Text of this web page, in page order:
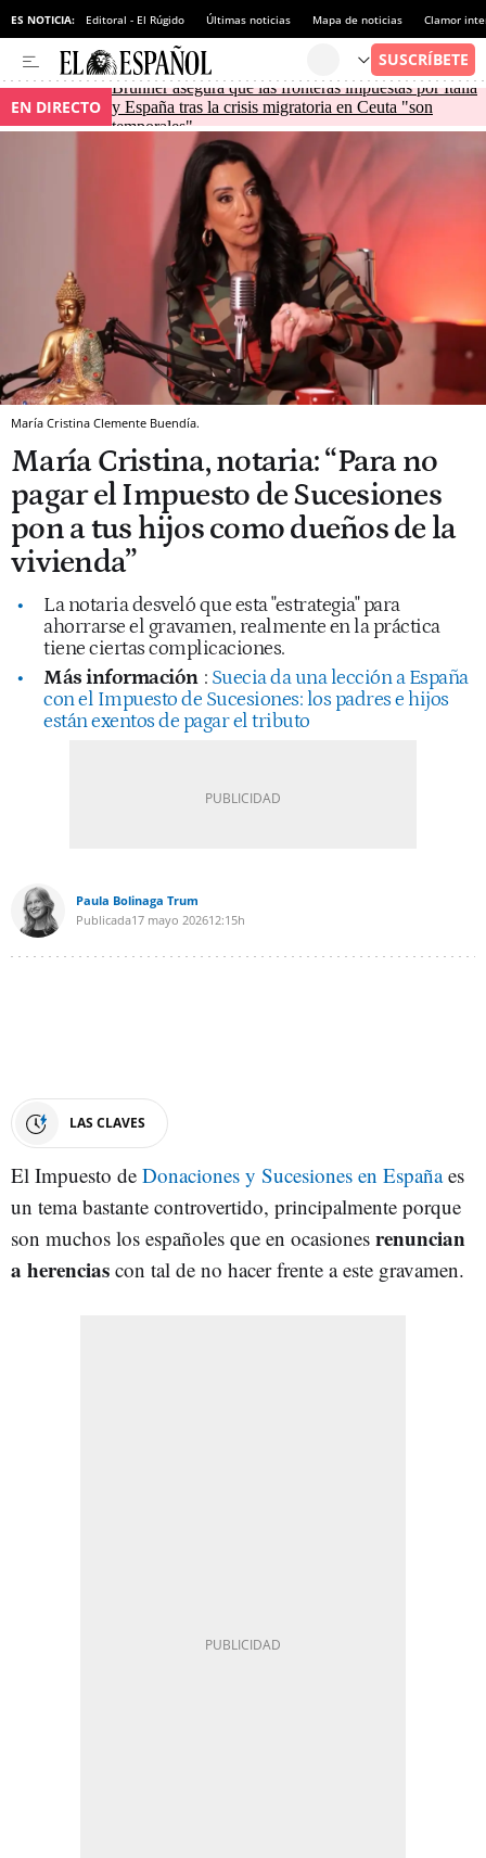
ES NOTICIA: Editoral - El Rúgido Últimas noticias Mapa de noticias Clamor
EN DIRECTO
Brunner asegura que las fronteras impuestas por Italia
y España tras la crisis migratoria en Ceuta "son
temporales"
María Cristina Clemente Buendía.
María Cristina, notaria: “Para no
pagar el Impuesto de Sucesiones
pon a tus hijos como dueños de la
vivienda”
La notaria desveló que esta "estrategia" para
ahorrarse el gravamen, realmente en la práctica
tiene ciertas complicaciones.
Más información : Suecia da una lección a España
con el Impuesto de Sucesiones: los padres e hijos
están exentos de pagar el tributo
Paula Bolinaga Trum
Publicada17 mayo 202612:15h
LAS CLAVES
El Impuesto de Donaciones y Sucesiones en Españaes
un tema bastante controvertido, principalmente porque
son muchos los españoles que en ocasiones renuncian
a herencias con tal de no hacer frente a este gravamen.